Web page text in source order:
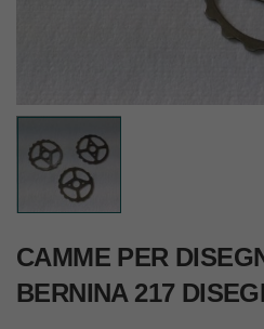
CAMME PER
BERNINA 217